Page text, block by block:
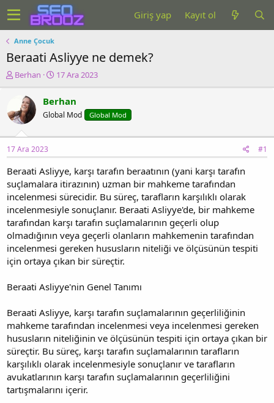
Giriş yap Kayıt ol
Anne Çocuk
Beraati Asliyye ne demek?
K
y
b
a
l
a
t
a
Berhan
B
l
a
g
t
a
r
i
h
i
17 Ara 2023
Berhan
Global Mod Global Mod
17 Ara 2023 #1
Beraati Asliyye, karşı tarafın beraatının (yani karşı tarafın
suçlamalara itirazının) uzman bir mahkeme tarafından
incelenmesi sürecidir. Bu süreç, tarafların karşılıklı olarak
incelenmesiyle sonuçlanır. Beraati Asliyye'de, bir mahkeme
tarafından karşı tarafın suçlamalarının geçerli olup
olmadığının veya geçerli olanların mahkemenin tarafından
incelenmesi gereken hususların niteliği ve ölçüsünün tespiti
için ortaya çıkan bir süreçtir.
Beraati Asliyye'nin Genel Tanımı
Beraati Asliyye, karşı tarafın suçlamalarının geçerliliğinin
mahkeme tarafından incelenmesi veya incelenmesi gereken
hususların niteliğinin ve ölçüsünün tespiti için ortaya çıkan bir
süreçtir. Bu süreç, karşı tarafın suçlamalarının tarafların
karşılıklı olarak incelenmesiyle sonuçlanır ve tarafların
avukatlarının karşı tarafın suçlamalarının geçerliliğini
tartışmalarını içerir.